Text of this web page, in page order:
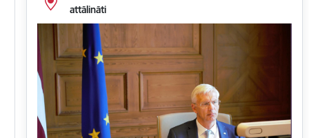
attālināti